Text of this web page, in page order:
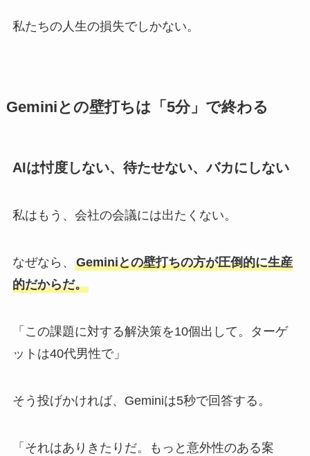
私たちの人生の損失でしかない。
Geminiとの壁打ちは「5分」で終わる
AIは忖度しない、待たせない、バカにしない
私はもう、会社の会議には出たくない。
なぜなら、 Geminiとの壁打ちの方が圧倒的に生産
的だからだ。
「この課題に対する解決策を10個出して。ターゲ
ットは40代男性で」
そう投げかければ、Geminiは5秒で回答する。
「それはありきたりだ。もっと意外性のある案